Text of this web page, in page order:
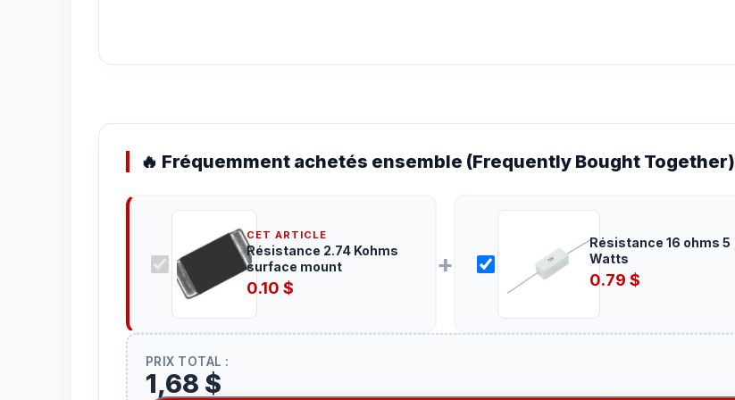
🔥 Fréquemment achetés ensemble (Frequently Bought Together)
CET ARTICLE
Résistance 2.74 Kohms
surface mount
0.10 $
+
Résistance 16 ohms 5
Watts
0.79 $
PRIX TOTAL :
1,68 $